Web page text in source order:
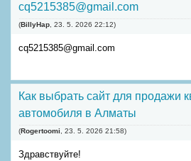
cq5215385@gmail.com
(BillyHap 23. 5. 2026 22:12)
cq5215385@gmail.com
Как выбрать сайт для продажи
автомобиля в Алматы
(Rogertoomi 23. 5. 2026 21:58)
Здравствуйте!